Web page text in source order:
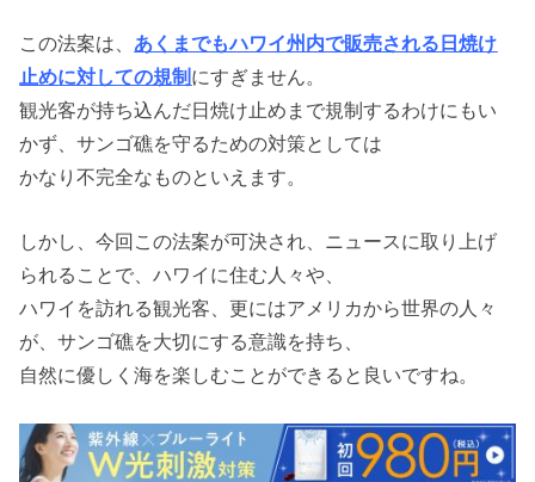
この法案は、 あくまでもハワイ州内で販売される日焼け
止めに対しての規制 にすぎません。
観光客が持ち込んだ日焼け止めまで規制するわけにもい
かず、サンゴ礁を守るための対策としては
かなり不完全なものといえます。
しかし、今回この法案が可決され、ニュースに取り上げ
られることで、ハワイに住む人々や、
ハワイを訪れる観光客、更にはアメリカから世界の人々
が、サンゴ礁を大切にする意識を持ち、
自然に優しく海を楽しむことができると良いですね。